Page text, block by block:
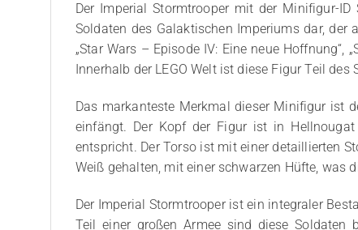
Der Imperial Stormtrooper mit der Minifigur-
Soldaten des Galaktischen Imperiums dar,
„Star Wars – Episode IV: Eine neue Hoffnung“,
Innerhalb der LEGO Welt ist diese Figur Teil
Das markanteste Merkmal dieser Minifigur ist
einfängt. Der Kopf der Figur ist in
entspricht. Der Torso ist mit einer detaillierten
Weiß gehalten, mit einer schwarzen Hüfte, was
Der Imperial Stormtrooper ist ein integraler
Teil einer großen Armee sind diese